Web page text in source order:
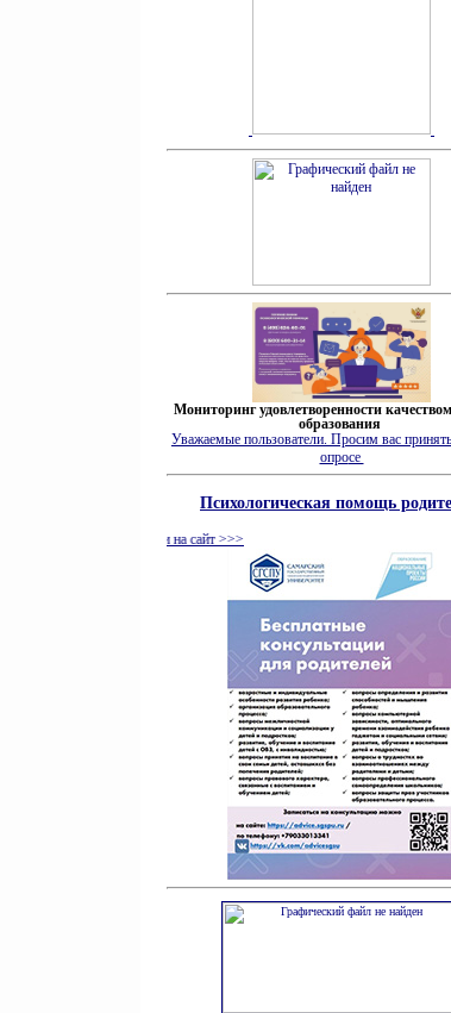
Мониторинг удовлетворенности
образования
Уважаемые пользователи. Просим вас
опросе
Психологическая помощь